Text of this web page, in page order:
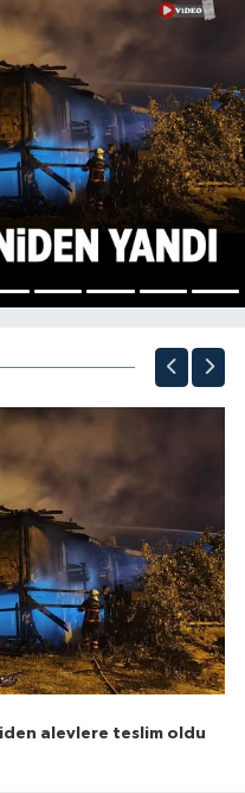
alevlere teslim oldu